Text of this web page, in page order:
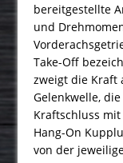
bereitgestellte
und
Take-Off
zweigt die Kraft
Gelenkwelle,
Kraftschluss
Hang-On
von der